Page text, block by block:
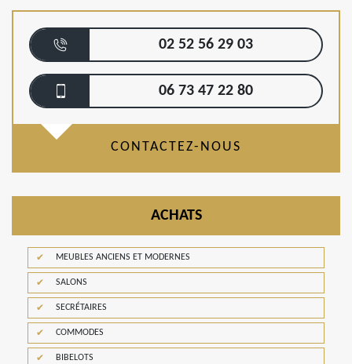
02 52 56 29 03
06 73 47 22 80
CONTACTEZ-NOUS
ACHATS
MEUBLES ANCIENS ET MODERNES
SALONS
SECRÉTAIRES
COMMODES
BIBELOTS